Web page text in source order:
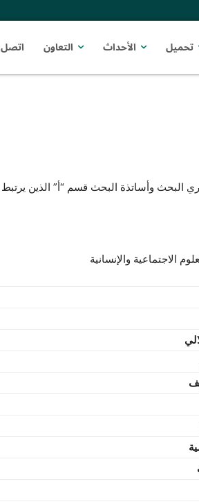
تحميل الأحداث التعاون اتصل
البحث وأساتذة البحث قسم “أ” الذين